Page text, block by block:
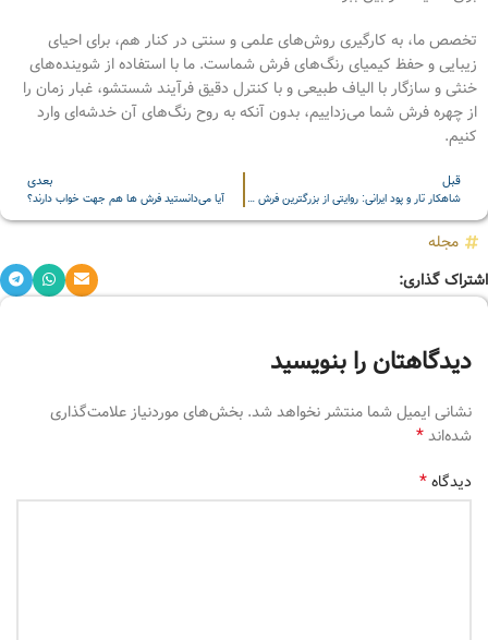
تخصص ما، به کارگیری روش‌های علمی و سنتی در کنار هم، برای احیای
زیبایی و حفظ کیمیای رنگ‌های فرش شماست. ما با استفاده از شوینده‌های
خنثی و سازگار با الیاف طبیعی و با کنترل دقیق فرآیند شستشو، غبار زمان را
از چهره فرش شما می‌زداییم، بدون آنکه به روح رنگ‌های آن خدشه‌ای وارد
کنیم.
قبل
شاهکار تار و پود ایرانی: روایتی از بزرگترین فرش دستباف جهان
بعدی
آیا می‌دانستید فرش ها هم جهت خواب دارند؟
مجله
اشتراک گذاری:
دیدگاهتان را بنویسید
نشانی ایمیل شما منتشر نخواهد شد. بخش‌های موردنیاز علامت‌گذاری
شده‌اند*
دیدگاه*